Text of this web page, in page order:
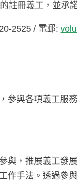
註冊義工，並承
2525 / 電郵:
參與各項義工服
與，推展義工發
作手法。透過參